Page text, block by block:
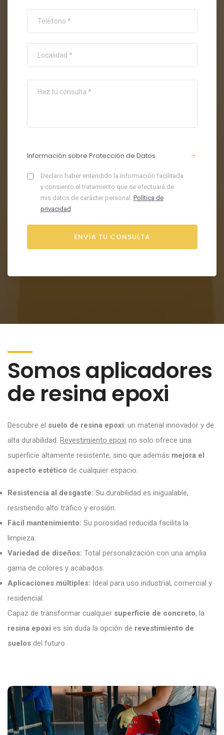
Información sobre Protección de Datos
Declaro haber entendido la información facilitada
y consiento el tratamiento que se efectuará de
mis datos de carácter personal. Política de
privacidad .
Somos aplicadores
de resina epoxi
Descubre el suelo de resina epoxi: un material innovador y de
alta durabilidad. Revestimiento epoxi no solo ofrece una
superficie altamente resistente, sino que además mejora el
aspecto estético de cualquier espacio.
Resistencia al desgaste: Su durabilidad es inigualable,
resistiendo alto tráfico y erosión.
Fácil mantenimiento: Su porosidad reducida facilita la
limpieza.
Variedad de diseños: Total personalización con una amplia
gama de colores y acabados.
Aplicaciones múltiples: Ideal para uso industrial, comercial y
residencial.
Capaz de transformar cualquier superficie de concreto, la
resina epoxi es sin duda la opción de revestimiento de
suelos del futuro.